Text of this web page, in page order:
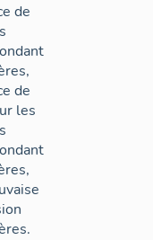
de
de
les